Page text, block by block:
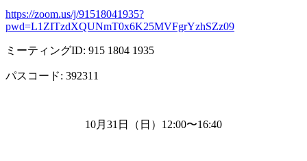
https://zoom.us/j/91518041935?
pwd=L1ZITzdXQUNmT0x6K25MVFgrYzhSZz09
ミーティングID: 915 1804 1935
パスコード: 392311
10月 31 日（日） 12:00〜16:40